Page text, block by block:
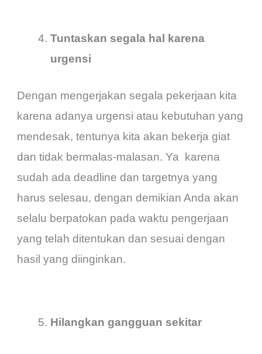
Tuntaskan segala hal karena
urgensi
Dengan mengerjakan segala pekerjaan kita
karena adanya urgensi atau kebutuhan yang
mendesak, tentunya kita akan bekerja giat
dan tidak bermalas-malasan. Ya karena
sudah ada deadline dan targetnya yang
harus selesau, dengan demikian Anda akan
selalu berpatokan pada waktu pengerjaan
yang telah ditentukan dan sesuai dengan
hasil yang diinginkan.
Hilangkan gangguan sekitar